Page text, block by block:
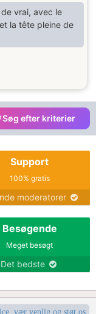
de vrai, avec le
la tête pleine de
Søg efter kriterier
Support
100% gratis
moderatorer
Besøgende
Meget besøgt
Det bedste
vær venlig og støt os